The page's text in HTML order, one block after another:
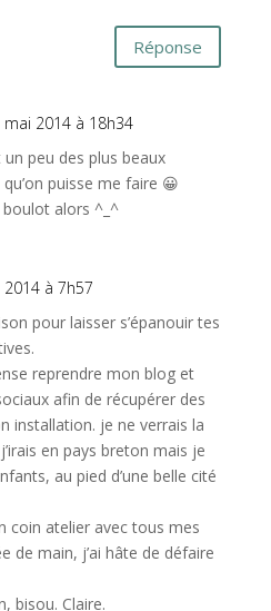
Réponse
mai 2014 à 18h34
un peu des plus beaux
puisse me faire 😀
alors ^_^
2014 à 7h57
pour laisser s’épanouir tes
reprendre mon blog et
afin de récupérer des
installation. je ne verrais la
en pays breton mais je
au pied d’une belle cité
coin atelier avec tous mes
de main, j’ai hâte de défaire
bisou. Claire.